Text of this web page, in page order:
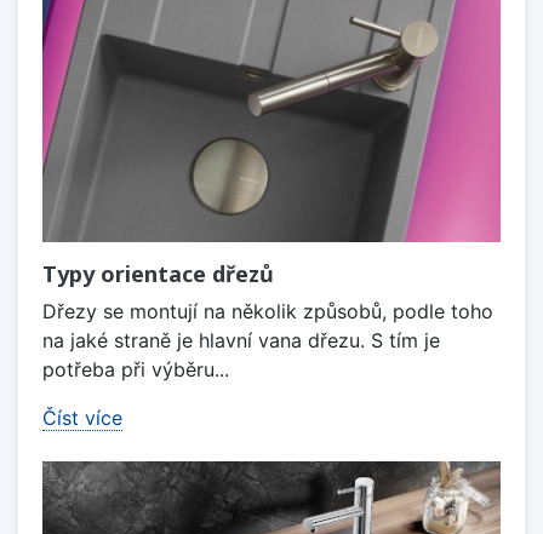
Typy orientace dřezů
Dřezy se montují na několik způsobů, podle toho
na jaké straně je hlavní vana dřezu. S tím je
potřeba při výběru...
Číst více